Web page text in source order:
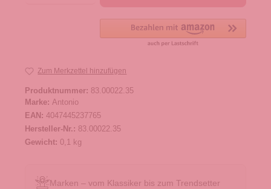
Zum Merkzettel hinzufügen
Produktnummer: 83.00022.35
Marke: Antonio
EAN: 4047445237765
Hersteller-Nr.: 83.00022.35
Gewicht: 0,1 kg
Marken – vom Klassiker bis zum Trendsetter